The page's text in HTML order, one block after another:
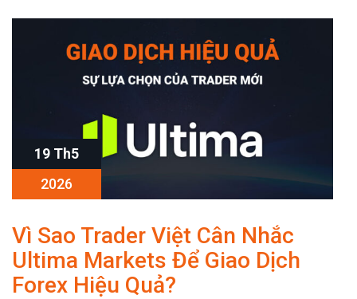
19 Th5
2026
Vì Sao Trader Việt Cân Nhắc
Ultima Markets Để Giao Dịch
Forex Hiệu Quả?